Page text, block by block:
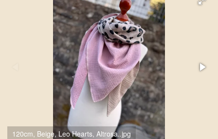
120cm, Beige, Leo Hearts, Altrosa..jpg